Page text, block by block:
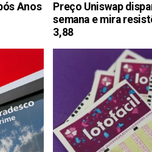
Anos
Preço Uniswap
semana e mira
3,88